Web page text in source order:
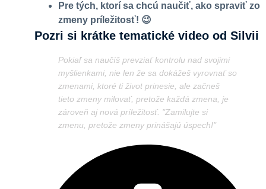
Pre tých, ktorí sa chcú naučiť, ako spraviť zo
zmeny príležitosť! 😉
Pozri si krátke tematické video od Silvii
Pokiaľ sa naučíš prevziať kontrolu nad svojimi
myšlienkami, nie len že sa dokážeš vyrovnať so
zmenami, ktoré ti život prinesie, ale začneš
tieto zmeny milovať, pretože každá zmena, je
zároveň aj nová príležitosť. "Zamilujte si
zmenu, pretože zmeny prinášajú úspech!"